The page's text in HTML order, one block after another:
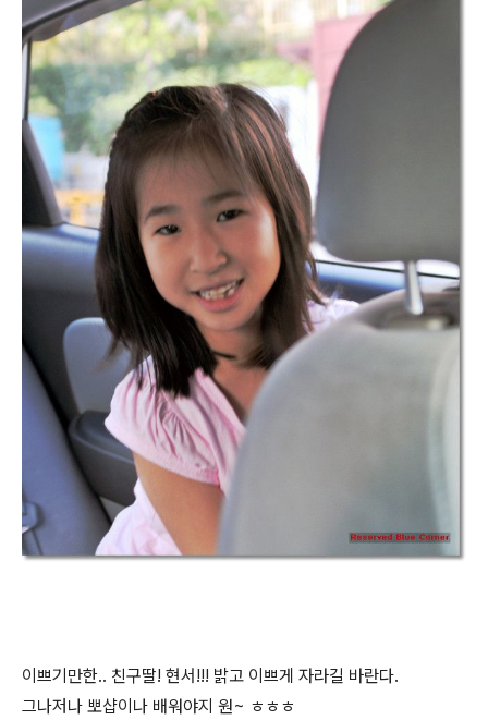
이쁘기만한.. 친구딸! 현서!!! 밝고 이쁘게 자라길 바란다.
그나저나 뽀샵이나 배워야지 원~ ㅎㅎㅎ